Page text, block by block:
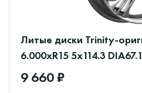
Литые диски Trinity-
6.000xR15 5x114.3
9 660 ₽